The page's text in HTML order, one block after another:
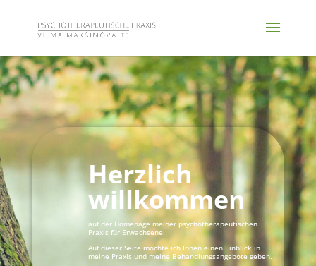
Herzlich
willkommen
auf der Homepage meiner psychotherapeutischen
Praxis für Erwachsene.
Auf dieser Seite möchte ich Ihnen einen Einblick in
meine Praxis und meine Behandlungsangebote geben.